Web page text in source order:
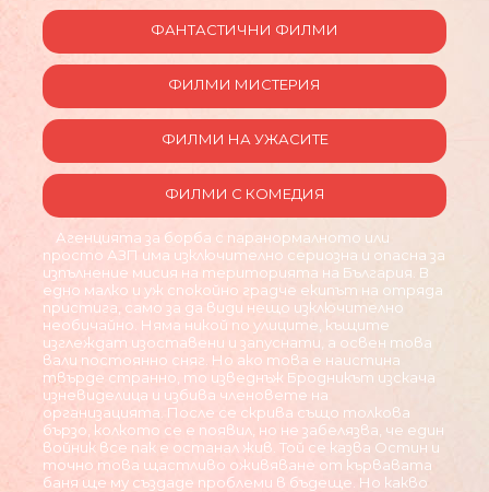
ФАНТАСТИЧНИ ФИЛМИ
ФИЛМИ МИСТЕРИЯ
ФИЛМИ НА УЖАСИТЕ
ФИЛМИ С КОМЕДИЯ
Агенцията за борба с паранормалното или
просто АЗП има изключително сериозна и опасна за
изпълнение мисия на територията на България. В
едно малко и уж спокойно градче екипът на отряда
пристига, само за да види нещо изключително
необичайно. Няма никой по улиците, къщите
изглеждат изоставени и запуснати, а освен това
вали постоянно сняг. Но ако това е наистина
твърде странно, то изведнъж Бродникът изскача
изневиделица и избива членовете на
организацията. После се скрива също толкова
бързо, колкото се е появил, но не забелязва, че един
войник все пак е останал жив. Той се казва Остин и
точно това щастливо оживяване от кървавата
баня ще му създаде проблеми в бъдеще. Но какво